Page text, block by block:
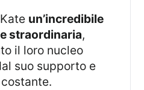
un’incredibile
straordinaria,
il loro nucleo
suo supporto e